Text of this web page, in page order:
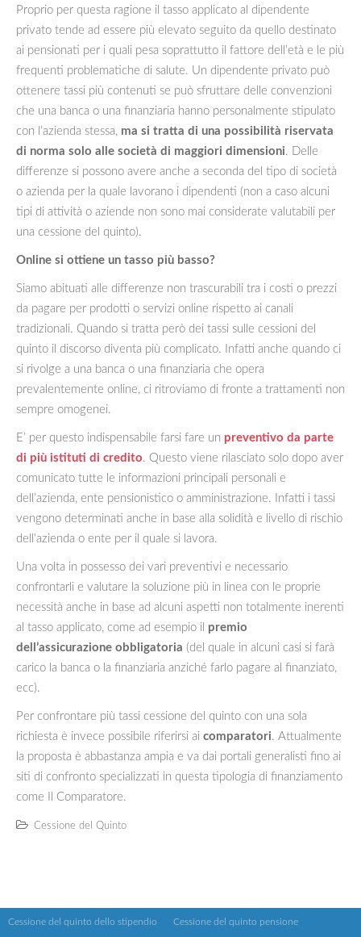
Proprio per questa ragione il tasso applicato al dipendente
privato tende ad essere più elevato seguito da quello destinato
ai pensionati per i quali pesa soprattutto il fattore dell’età e le più
frequenti problematiche di salute. Un dipendente privato può
ottenere tassi più contenuti se può sfruttare delle convenzioni
che una banca o una finanziaria hanno personalmente stipulato
con l’azienda stessa, ma si tratta di una possibilità riservata
di norma solo alle società di maggiori dimensioni. Delle
differenze si possono avere anche a seconda del tipo di società
o azienda per la quale lavorano i dipendenti (non a caso alcuni
tipi di attività o aziende non sono mai considerate valutabili per
una cessione del quinto).
Online si ottiene un tasso più basso?
Siamo abituati alle differenze non trascurabili tra i costi o prezzi
da pagare per prodotti o servizi online rispetto ai canali
tradizionali. Quando si tratta però dei tassi sulle cessioni del
quinto il discorso diventa più complicato. Infatti anche quando ci
si rivolge a una banca o una finanziaria che opera
prevalentemente online, ci ritroviamo di fronte a trattamenti non
sempre omogenei.
E’ per questo indispensabile farsi fare un preventivo da parte
di più istituti di credito. Questo viene rilasciato solo dopo aver
comunicato tutte le informazioni principali personali e
dell’azienda, ente pensionistico o amministrazione. Infatti i tassi
vengono determinati anche in base alla solidità e livello di rischio
dell’azienda o ente per il quale si lavora.
Una volta in possesso dei vari preventivi e necessario
confrontarli e valutare la soluzione più in linea con le proprie
necessità anche in base ad alcuni aspetti non totalmente inerenti
al tasso applicato, come ad esempio il premio
dell’assicurazione obbligatoria (del quale in alcuni casi si farà
carico la banca o la finanziaria anziché farlo pagare al finanziato,
ecc).
Per confrontare più tassi cessione del quinto con una sola
richiesta è invece possibile riferirsi ai comparatori. Attualmente
la proposta è abbastanza ampia e va dai portali generalisti fino ai
siti di confronto specializzati in questa tipologia di finanziamento
come Il Comparatore.
Cessione del Quinto
Cessione del quinto dello stipendio Cessione del quinto pensione